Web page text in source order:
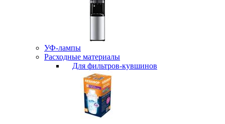
УФ-лампы
Расходные материалы
Для фильтров-кувшинов